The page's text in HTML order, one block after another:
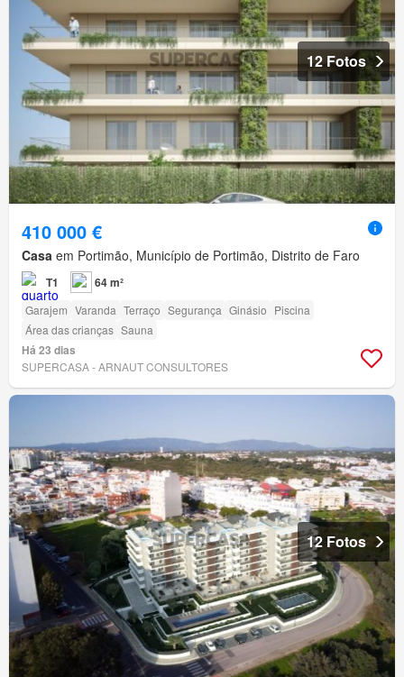
12 Fotos
410 000 €
Casa em Portimão, Município de Portimão, Distrito de Faro
T1 64 m²
Garajem Varanda Terraço Segurança Ginásio Piscina
Área das crianças Sauna
Há 23 dias
SUPERCASA - ARNAUT CONSULTORES
12 Fotos